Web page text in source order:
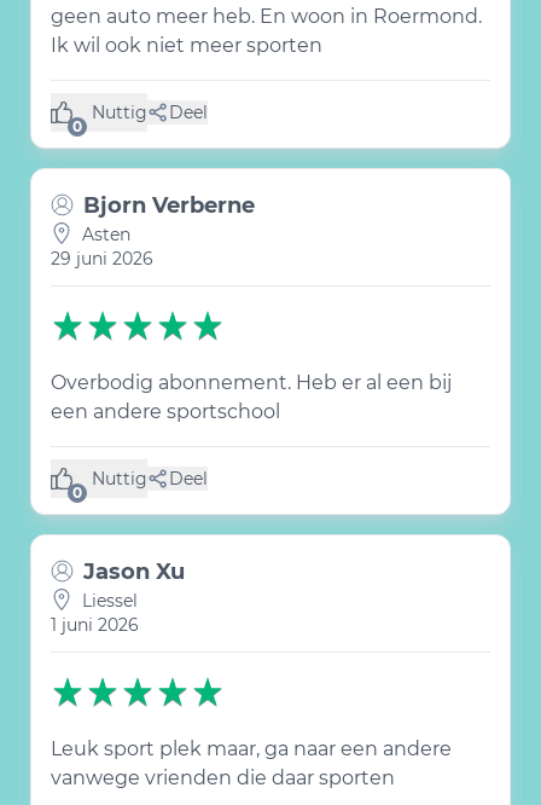
geen auto meer heb. En woon in Roermond.
Ik wil ook niet meer sporten
0
Nuttig
(0 like) Deel
Bjorn Verberne
Asten
29 juni 2026
Overbodig abonnement. Heb er al een bij
een andere sportschool
0
Nuttig
(0 like) Deel
Jason Xu
Liessel
1 juni 2026
Leuk sport plek maar, ga naar een andere
vanwege vrienden die daar sporten